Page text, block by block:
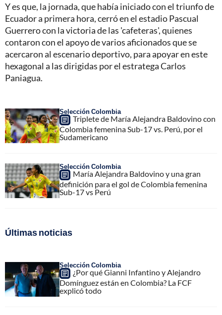
Y es que, la jornada, que había iniciado con el triunfo de
Ecuador a primera hora, cerró en el estadio Pascual
Guerrero con la victoria de las 'cafeteras', quienes
contaron con el apoyo de varios aficionados que se
acercaron al escenario deportivo, para apoyar en este
hexagonal a las dirigidas por el estratega Carlos
Paniagua.
Selección Colombia
Triplete de María Alejandra Baldovino con
Colombia femenina Sub-17 vs. Perú, por el
Sudamericano
Selección Colombia
María Alejandra Baldovino y una gran
definición para el gol de Colombia femenina
Sub-17 vs Perú
Últimas noticias
Selección Colombia
¿Por qué Gianni Infantino y Alejandro
Domínguez están en Colombia? La FCF
explicó todo